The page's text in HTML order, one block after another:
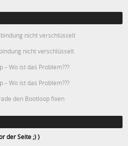
nicht verschlüsselt
nicht verschlüsselt
– Wo ist das Problem???
– Wo ist das Problem???
den Bootloop fixen
der Seite ;) )